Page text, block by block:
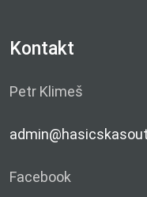
Kontakt
Petr Klimeš
Facebook